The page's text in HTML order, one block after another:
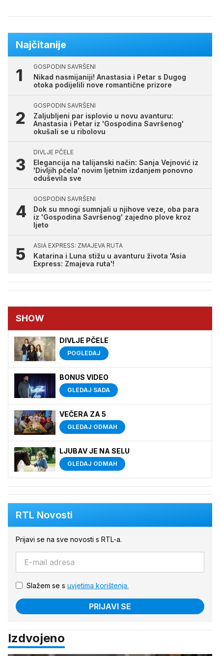
Najčitanije
GOSPODIN SAVRŠENI
Nikad nasmijaniji! Anastasia i Petar s Dugog
otoka podijelili nove romantične prizore
GOSPODIN SAVRŠENI
Zaljubljeni par isplovio u novu avanturu:
Anastasia i Petar iz 'Gospodina Savršenog'
okušali se u ribolovu
DIVLJE PČELE
Elegancija na talijanski način: Sanja Vejnović iz
'Divljih pčela' novim ljetnim izdanjem ponovno
oduševila sve
GOSPODIN SAVRŠENI
Dok su mnogi sumnjali u njihove veze, oba para
iz 'Gospodina Savršenog' zajedno plove kroz
ljeto
ASIA EXPRESS: ZMAJEVA RUTA
Katarina i Luna stižu u avanturu života 'Asia
Express: Zmajeva ruta'!
SHOW
DIVLJE PČELE
POGLEDAJ
BONUS VIDEO
GLEDAJ SADA
VEČERA ZA 5
GLEDAJ ODMAH
LJUBAV JE NA SELU
GLEDAJ ODMAH
RTL Novosti
Prijavi se na sve novosti s RTL-a.
Slažem se s uvjetima korištenja.
PRIJAVI SE
Izdvojeno